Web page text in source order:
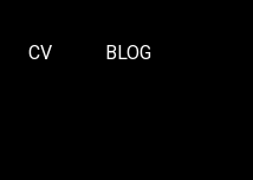
CV BLOG